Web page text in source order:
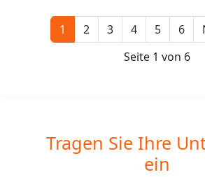
1 2 3 4 5 6
Seite 1 von 6
Tragen Sie Ihre
ein